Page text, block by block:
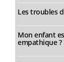
Les troubles
Mon enfant
empathique ?